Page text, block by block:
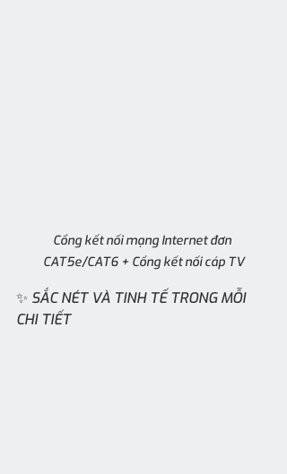
Cổng kết nối mạng Internet đơn
CAT5e/CAT6 + Cổng kết nối cáp TV
✨ SẮC NÉT VÀ TINH TẾ TRONG MỖI
CHI TIẾT